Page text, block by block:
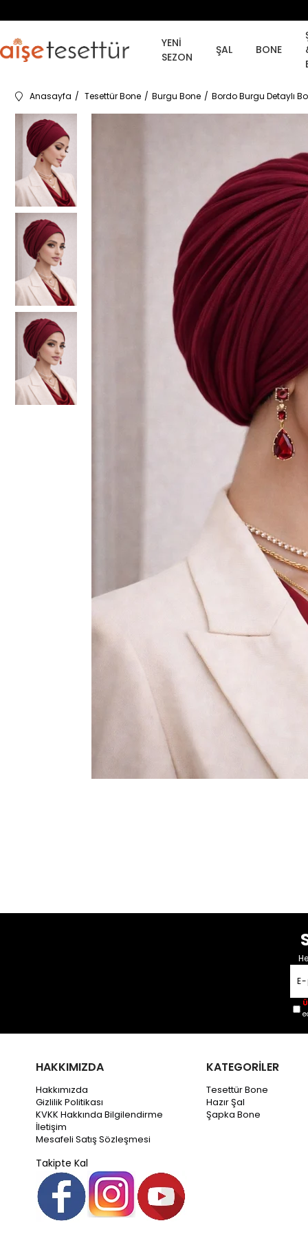
YENİ
SEZON
ŞAL BONE
Anasayfa Tesettür Bone Burgu Bone Bordo Burgu Detaylı
HAKKIMIZDA
Hakkımızda
Gizlilik Politikası
KVKK Hakkında Bilgilendirme
İletişim
Mesafeli Satış Sözleşmesi
Takipte Kal
KATEGORİLER
Tesettür Bone
Hazır Şal
Şapka Bone